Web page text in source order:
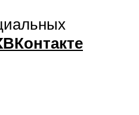
ВКонтакте